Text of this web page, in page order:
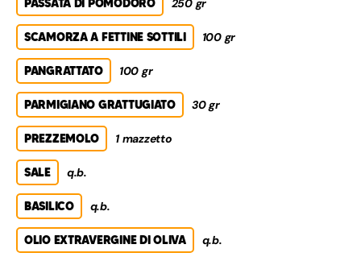
SCAMORZA A FETTINE SOTTILI 100 gr
PANGRATTATO 100 gr
PARMIGIANO GRATTUGIATO 30 gr
PREZZEMOLO 1 mazzetto
SALE q.b.
BASILICO q.b.
OLIO EXTRAVERGINE DI OLIVA q.b.